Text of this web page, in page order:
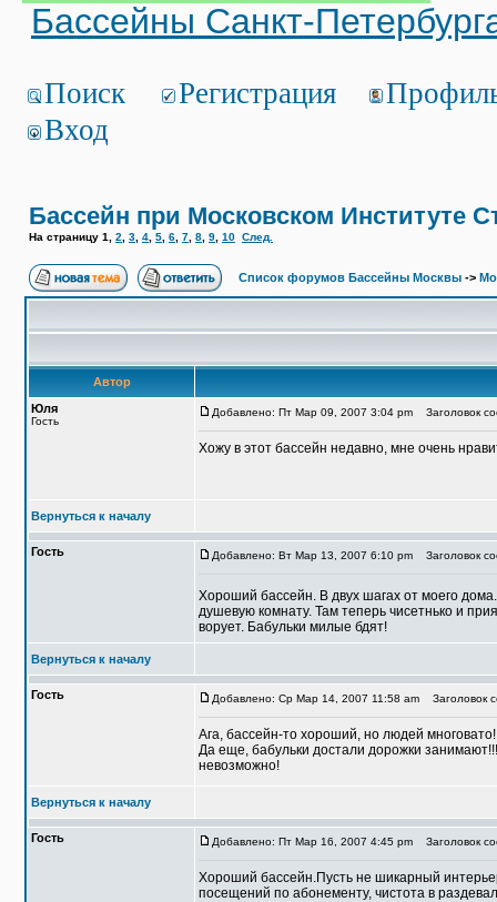
Бассейны Санкт-
Поиск Регистрация
Вход
Бассейн при Московском Институте
На страницу 1 2 3 4 5 6 7 8 9 10 След.
Список форумов Бассейны Москвы ->
Автор
Юля
Гость
Добавлено: Пт Мар 09, 2007 3:04 pm Заголовок
Хожу в этот бассейн недавно, мне очень
Вернуться к началу
Гость Добавлено: Вт Мар 13, 2007 6:10 pm Заголовок
Хороший бассейн. В двух шагах от моего
душевую комнату. Там теперь чисетнько и
ворует. Бабульки милые бдят!
Вернуться к началу
Гость Добавлено: Ср Мар 14, 2007 11:58 am Заголовок
Ага, бассейн-то хороший, но людей многовато!
Да еще, бабульки достали дорожки
невозможно!
Вернуться к началу
Гость Добавлено: Пт Мар 16, 2007 4:45 pm Заголовок
Хороший бассейн.Пусть не шикарный
посещений по абонементу, чистота в